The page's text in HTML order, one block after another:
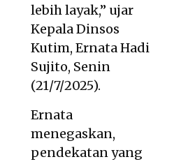
lebih layak,” ujar
Kepala Dinsos
Kutim, Ernata Hadi
Sujito, Senin
(21/7/2025).
Ernata
menegaskan,
pendekatan yang